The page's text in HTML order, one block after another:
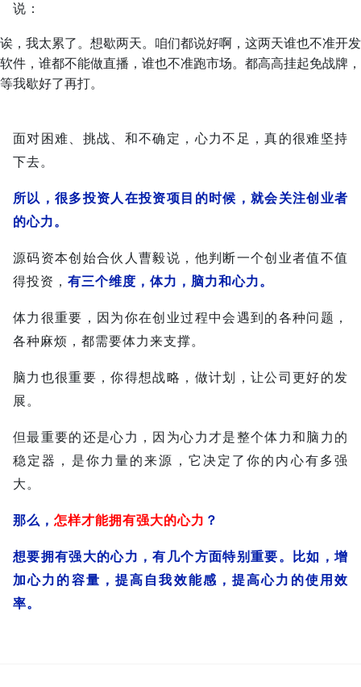
说：
诶，我太累了。想歇两天。咱们都说好啊，这两天谁也不准开发
软件，谁都不能做直播，谁也不准跑市场。都高高挂起免战牌，
等我歇好了再打。
面对困难、挑战、和不确定，心力不足，真的很难坚持
下去。
所以，很多投资人在投资项目的时候，就会关注创业者
的心力。
源码资本创始合伙人曹毅说，他判断一个创业者值不值
得投资， 有三个维度，体力，脑力和心力。
体力很重要，因为你在创业过程中会遇到的各种问题，
各种麻烦，都需要体力来支撑。
脑力也很重要，你得想战略，做计划，让公司更好的发
展。
但最重要的还是心力，因为心力才是整个体力和脑力的
稳定器，是你力量的来源，它决定了你的内心有多强
大。
那么， 怎样才能拥有强大的心力 ？
想要拥有强大的心力，有几个方面特别重要。比如，增
加心力的容量，提高自我效能感，提高心力的使用效
率。